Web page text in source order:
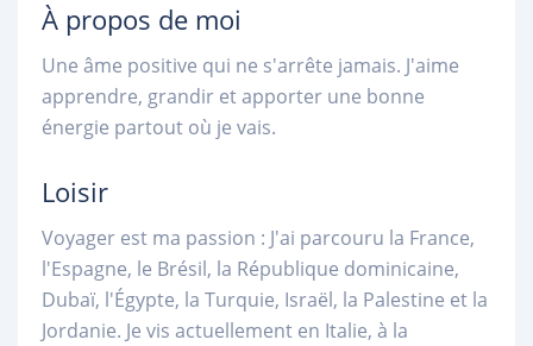
À propos de moi
Une âme positive qui ne s'arrête jamais. J'aime
apprendre, grandir et apporter une bonne
énergie partout où je vais.
Loisir
Voyager est ma passion : J'ai parcouru la France,
l'Espagne, le Brésil, la République dominicaine,
Dubaï, l'Égypte, la Turquie, Israël, la Palestine et la
Jordanie. Je vis actuellement en Italie, à la